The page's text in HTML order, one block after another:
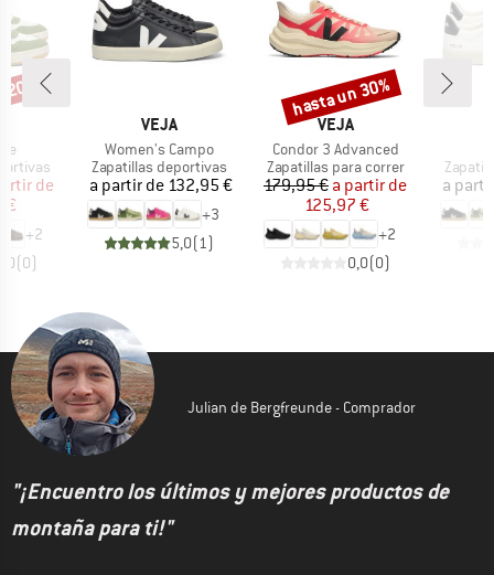
reducido
de
€
+2
(0)
MARCA
VEJA
Artículo
Women's Campo
Product group
Zapatillas deportivas
Precio
a partir de 132,95 €
+3
5,0(1)
MARCA
VEJA
Artículo
Condor 3 Advanced
Product group
Zapatillas para correr
Precio
179,95 € Precio reducido
a partir de
125,97 €
+2
0,0(0)
Descuento
hasta un 30%
a
Julian de Bergfreunde - Comprador
"¡Encuentro los últimos y mejores productos de
montaña para ti!"